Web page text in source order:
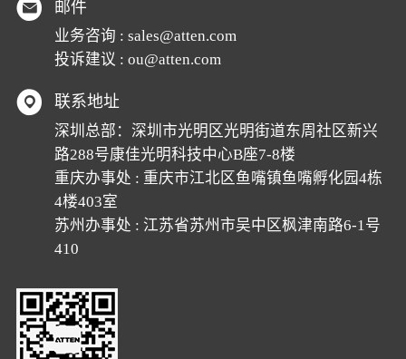
邮件
业务咨询 : sales@atten.com
投诉建议 : ou@atten.com
联系地址
深圳总部：深圳市光明区光明街道东周社区新兴
路288号康佳光明科技中心B座7-8楼
重庆办事处 : 重庆市江北区鱼嘴镇鱼嘴孵化园4栋
4楼403室
苏州办事处 : 江苏省苏州市吴中区枫津南路6-1号
410